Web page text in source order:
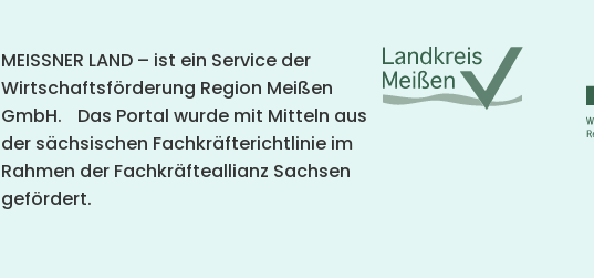
MEISSNER LAND – ist ein Service der
Wirtschaftsförderung Region Meißen
GmbH. Das Portal wurde mit Mitteln aus
der sächsischen Fachkräfterichtlinie im
Rahmen der Fachkräfteallianz Sachsen
gefördert.